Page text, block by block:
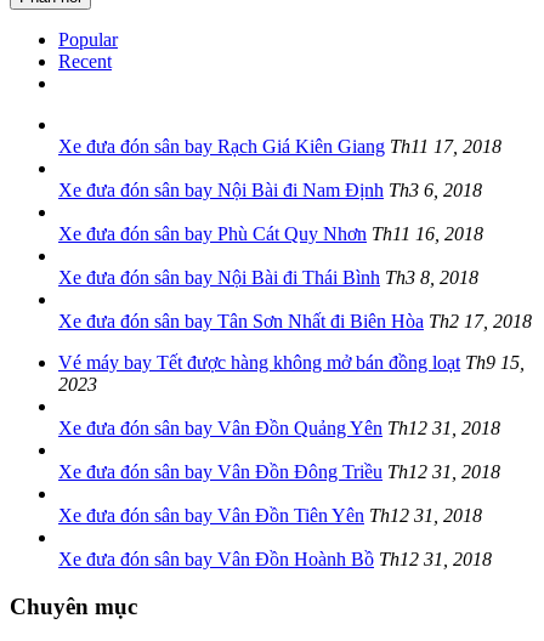
Popular
Recent
Xe đưa đón sân bay Rạch Giá Kiên Giang Th11 17, 2018
Xe đưa đón sân bay Nội Bài đi Nam Định Th3 6, 2018
Xe đưa đón sân bay Phù Cát Quy Nhơn Th11 16, 2018
Xe đưa đón sân bay Nội Bài đi Thái Bình Th3 8, 2018
Xe đưa đón sân bay Tân Sơn Nhất đi Biên Hòa Th2 17, 2018
Vé máy bay Tết được hàng không mở bán đồng loạt Th9 15,
2023
Xe đưa đón sân bay Vân Đồn Quảng Yên Th12 31, 2018
Xe đưa đón sân bay Vân Đồn Đông Triều Th12 31, 2018
Xe đưa đón sân bay Vân Đồn Tiên Yên Th12 31, 2018
Xe đưa đón sân bay Vân Đồn Hoành Bồ Th12 31, 2018
Chuyên mục